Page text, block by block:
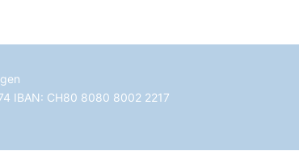
IBAN: CH80 8080 8002 2217